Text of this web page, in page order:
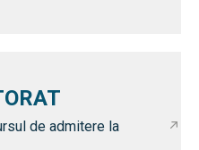
de admitere la